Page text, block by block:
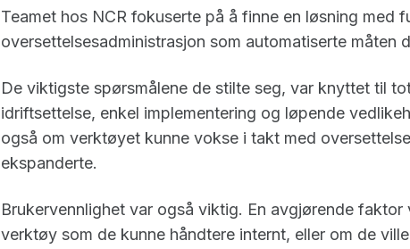
Teamet hos NCR fokuserte på å finne en løsning med
oversettelsesadministrasjon som automatiserte måten
De viktigste spørsmålene de stilte seg, var knyttet til
idriftsettelse, enkel implementering og løpende
også om verktøyet kunne vokse i takt med
ekspanderte.
Brukervennlighet var også viktig. En avgjørende faktor
verktøy som de kunne håndtere internt, eller om de